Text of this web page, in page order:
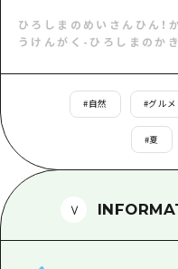
自然
日帰り
1泊2日
2泊3日
観光案
広島県
ボラ
ひろしまのめいさんひん！
うけんがく - ひろしまのか
#自然 #グルメ
#夏